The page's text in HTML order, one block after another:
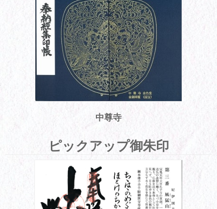
中尊寺
ピックアップ御朱印